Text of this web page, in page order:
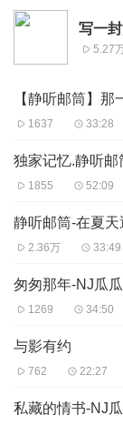
写一
5.27
【静听邮筒】
1637 33:28
独家记忆.静听邮
1855 52:09
静听邮筒-在夏天
2.36万 33:49
匆匆那年-NJ瓜瓜
1269 34:50
与影有约
762 22:27
私藏的情书-NJ